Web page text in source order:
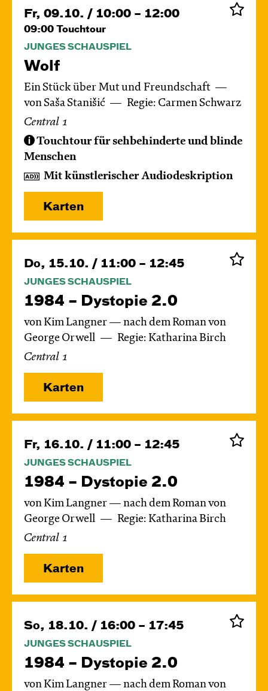
Fr, 09.10. / 10:00 – 12:00
09:00 Touchtour
JUNGES SCHAUSPIEL
Wolf
Ein Stück über Mut und Freundschaft
von Saša Stanišić
Regie: Carmen Schwarz
Central 1
Touchtour für sehbehinderte und blinde
Menschen
Mit künstlerischer Audiodeskription
Karten
Do, 15.10. / 11:00 – 12:45
JUNGES SCHAUSPIEL
1984 – Dystopie 2.0
von Kim Langner — nach dem Roman von
George Orwell
Regie: Katharina Birch
Central 1
Karten
Fr, 16.10. / 11:00 – 12:45
JUNGES SCHAUSPIEL
1984 – Dystopie 2.0
von Kim Langner — nach dem Roman von
George Orwell
Regie: Katharina Birch
Central 1
Karten
So, 18.10. / 16:00 – 17:45
JUNGES SCHAUSPIEL
1984 – Dystopie 2.0
von Kim Langner — nach dem Roman von